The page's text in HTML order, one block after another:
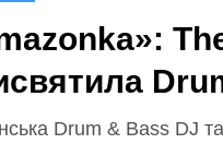
які
Drum & Bass DJ